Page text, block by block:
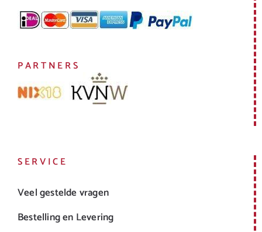
PARTNERS
SERVICE
Veel gestelde vragen
Bestelling en Levering